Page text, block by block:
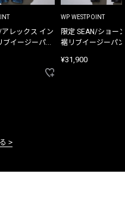
アレックス イン
イージーパン
WP WESTPOINT
限定 SEAN/ショー
裾リブイージーパ
¥31,900